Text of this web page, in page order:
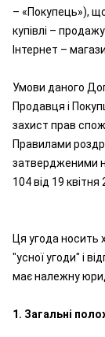
– «Покупець»), що
купівлі –
Інтернет –
Умови даного
Продавця і
захист прав
Правилами
затвердженими
104 від 19 квітня
Ця угода носить
"усної угоди" і
має належну
1. Загальні